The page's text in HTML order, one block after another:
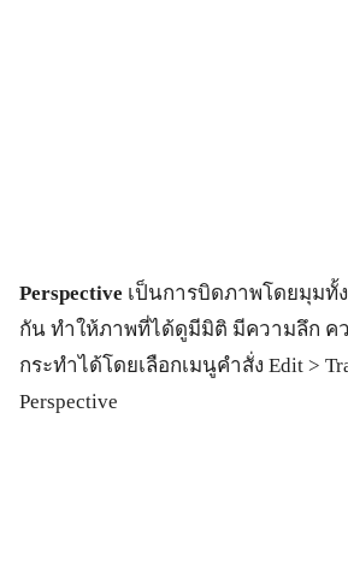
Perspective เป็นการบิดภาพโดยมุมทั้ง
กัน ทำให้ภาพที่ได้ดูมีมิติ มีความลึก ค
กระทำได้โดยเลือกเมนูคำสั่ง Edit >
Perspective